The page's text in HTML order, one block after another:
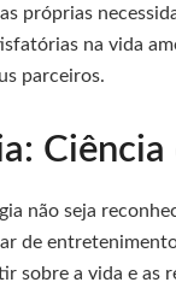
próprias
na vida
parceiros.
não seja
de
sobre a vida e as